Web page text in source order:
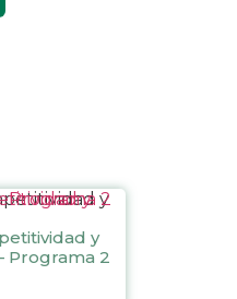
(INCEA) – Programa 2
y
Programa 2